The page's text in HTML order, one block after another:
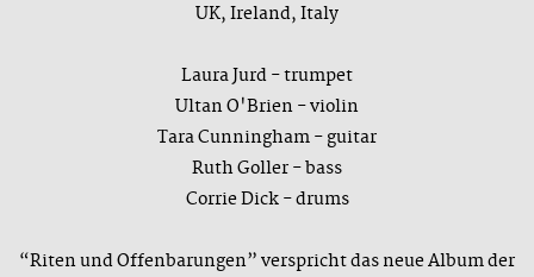
UK, Ireland, Italy
Laura Jurd - trumpet
Ultan O'Brien - violin
Tara Cunningham - guitar
Ruth Goller - bass
Corrie Dick - drums
“Riten und Offenbarungen” verspricht das neue Album der